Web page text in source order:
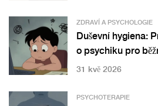
ZDRAVÍ A PSYCHOLOGIE
Duševní hygiena:
o psychiku pro
31 kvě 2026
PSYCHOTERAPIE